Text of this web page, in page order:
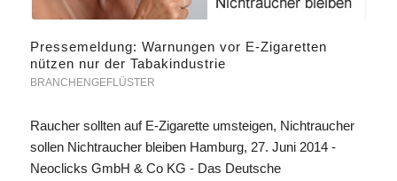
Pressemeldung: Warnungen vor E-Zigaretten
nützen nur der Tabakindustrie
BRANCHENGEFLÜSTER
Raucher sollten auf E-Zigarette umsteigen, Nichtraucher
sollen Nichtraucher bleiben Hamburg, 27. Juni 2014 -
Neoclicks GmbH & Co KG - Das Deutsche